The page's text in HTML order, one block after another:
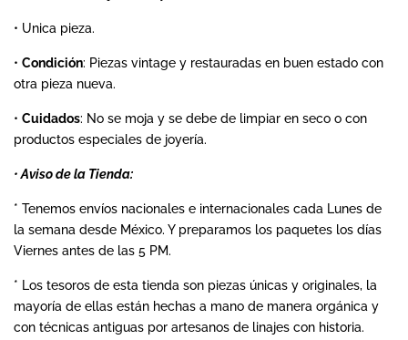
• Unica pieza.
• Condición: Piezas vintage y restauradas en buen estado con
otra pieza nueva.
• Cuidados: No se moja y se debe de limpiar en seco o con
productos especiales de joyería.
• Aviso de la Tienda:
* Tenemos envíos nacionales e internacionales cada Lunes de
la semana desde México. Y preparamos los paquetes los días
Viernes antes de las 5 PM.
* Los tesoros de esta tienda son piezas únicas y originales, la
mayoría de ellas están hechas a mano de manera orgánica y
con técnicas antiguas por artesanos de linajes con historia.